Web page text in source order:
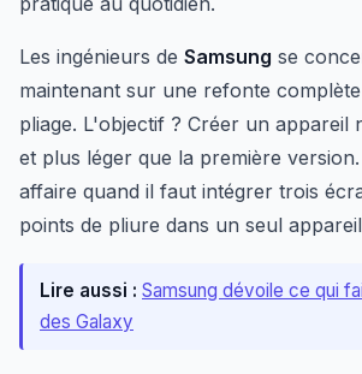
Les ingénieurs de Samsung se
maintenant sur une refonte
pliage. L'objectif ? Créer un appareil
et plus léger que la première
affaire quand il faut intégrer trois
points de pliure dans un seul
Lire aussi : Samsung dévoile ce qui
des Galaxy